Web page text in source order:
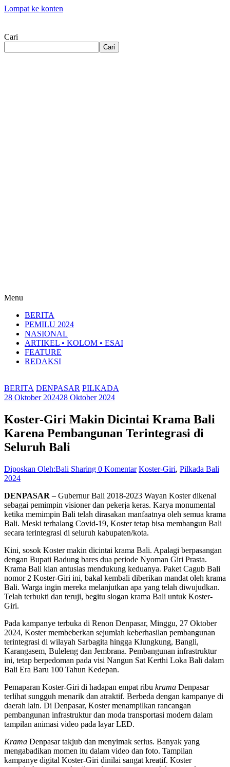
Lompat ke konten
Cari
Cari
Menu
BERITA
PEMILU 2024
NASIONAL
ARTIKEL • KOLOM • ESAI
FEATURE
REDAKSI
BERITA DENPASAR PILKADA
28 Oktober 202428 Oktober 2024
Koster-Giri Makin Dicintai Krama Bali
Karena Pembangunan Terintegrasi di
Seluruh Bali
Diposkan Oleh:Bali Sharing 0 Komentar Koster-Giri, Pilkada Bali
2024
DENPASAR – Gubernur Bali 2018-2023 Wayan Koster dikenal
sebagai pemimpin visioner dan pekerja keras. Karya monumental
ketika memimpin Bali telah dirasakan manfaatnya oleh semua krama
Bali. Meski terhalang Covid-19, Koster tetap bisa membangun Bali
secara terintegrasi di seluruh kabupaten/kota.
Kini, sosok Koster makin dicintai krama Bali. Apalagi berpasangan
dengan Bupati Badung bares dua periode Nyoman Giri Prasta.
Krama Bali kian antusias mendukung keduanya. Paket Cagub Bali
nomor 2 Koster-Giri ini, bakal kembali diberikan mandat oleh krama
Bali. Warga ingin mereka melanjutkan apa yang telah diwujudkan.
Telah terbukti dan teruji, begitu slogan krama Bali untuk Koster-
Giri.
Pada kampanye terbuka di Renon Denpasar, Minggu, 27 Oktober
2024, Koster membeberkan sejumlah keberhasilan pembangunan
terintegrasi di wilayah Sarbagita hingga Klungkung, Bangli,
Karangasem, Buleleng dan Jembrana. Pembangunan infrastruktur
ini, tetap berpedoman pada visi Nangun Sat Kerthi Loka Bali dalam
Bali Era Baru 100 Tahun Kedepan.
Pemaparan Koster-Giri di hadapan empat ribu krama Denpasar
terlihat sungguh menarik dan atraktif. Berbeda dengan kampanye di
daerah lain. Di Denpasar, Koster menampilkan rancangan
pembangunan infrastruktur dan moda transportasi modern dalam
tampilan animasi video pada layar LED.
Krama Denpasar takjub dan menyimak serius. Banyak yang
mengabadikan momen itu dalam video dan foto. Tampilan
kampanye digital Koster-Giri dinilai sangat kreatif. Koster